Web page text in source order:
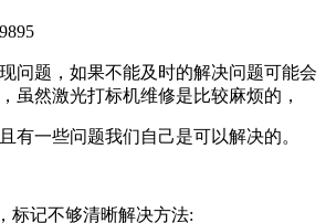
问题，如果不能及时的解决问题可能会
虽然激光打标机维修是比较麻烦的，
有一些问题我们自己是可以解决的。
标记不够清晰解决方法: